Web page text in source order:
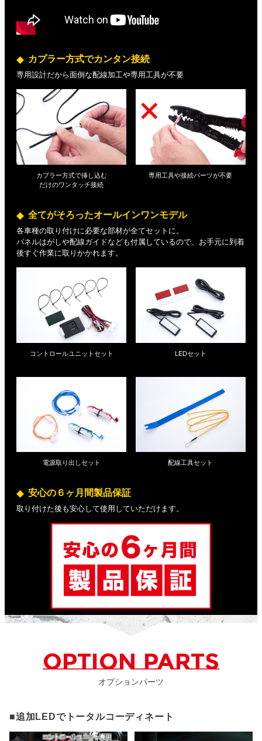
カプラー方式でカンタン接続
専用設計だから面倒な配線加工や専用工具が不要
カプラー方式で挿し込む
だけのワンタッチ接続
専用工具や接続パーツが不要
全てがそろったオールインワンモデル
各車種の取り付けに必要な部材が全てセットに。
パネルはがしや配線ガイドなども付属しているので、お手元に到着
後すぐ作業に取りかかれます。
コントロールユニットセット LEDセット
電源取り出しセット 配線工具セット
安心の６ヶ月間製品保証
取り付けた後も安心して使用していただけます。
OPTION PARTS
オプションパーツ
■追加LEDでトータルコーディネート